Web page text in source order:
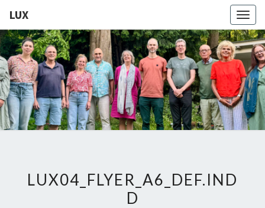
LUX
LUX
Kamerkoor
Onder
Leiding
Van
Angeliki
Ploka
LUX04_FLYER_A6_DEF.IND
D